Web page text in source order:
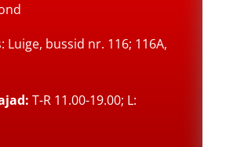
Luige, bussid nr. 116; 116A,
T-R 11.00-19.00; L: